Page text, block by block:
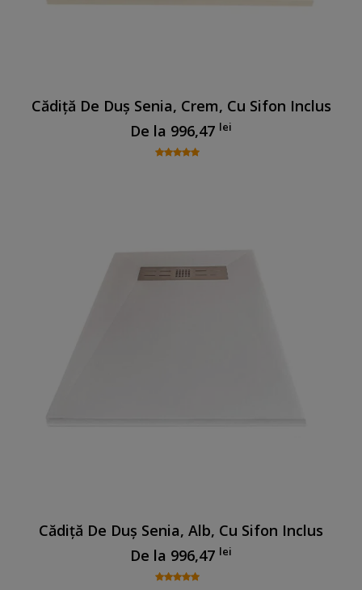
Cădiță De Duș Senia, Crem, Cu Sifon Inclus
De la 996,47 lei
Cădiță De Duș Senia, Alb, Cu Sifon Inclus
De la 996,47 lei